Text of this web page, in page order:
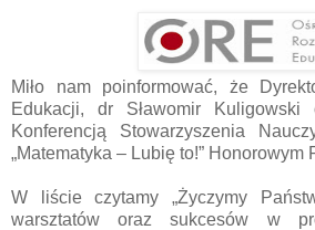
Miło nam poinformować, że
Edukacji, dr Sławomir Kuligowski
Konferencją Stowarzyszenia
„Matematyka – Lubię to!” Honorowym
W liście czytamy „Życzymy
warsztatów oraz sukcesów w